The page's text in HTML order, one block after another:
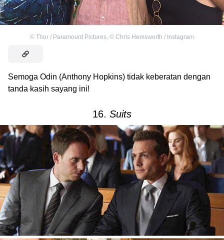
© Thor / Paramount Pictures, © Chris Hemsworth / Instagram
Semoga Odin (Anthony Hopkins) tidak keberatan dengan
tanda kasih sayang ini!
16. Suits